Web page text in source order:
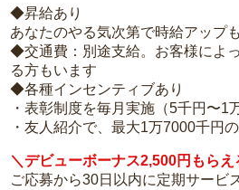
◆昇給あり
あなたのやる気次第で時給アップ
◆交通費：別途支給。お客様によ
る方もいます
◆各種インセンティブあり
・表彰制度を毎月実施（5千円〜1
・友人紹介で、最大1万7000千円
＼デビューボーナス2,500円もらえ
ご応募から30日以内に定期サービ